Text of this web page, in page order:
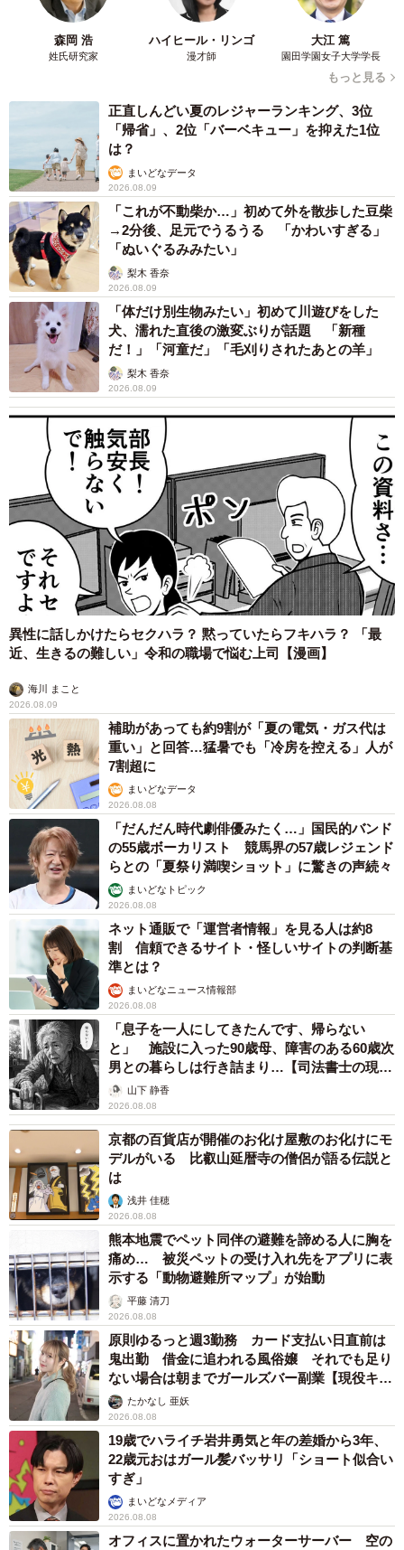
森岡 浩
姓氏研究家
ハイヒール・リンゴ
漫才師
大江 篤
園田学園女子大学学長
もっと見る
正直しんどい夏のレジャーランキング、3位
「帰省」、2位「バーベキュー」を抑えた1位
は？
まいどなデータ
2026.08.09
「これが不動柴か…」初めて外を散歩した豆柴
→2分後、足元でうるうる 「かわいすぎる」
「ぬいぐるみみたい」
梨木 香奈
2026.08.09
「体だけ別生物みたい」初めて川遊びをした
犬、濡れた直後の激変ぶりが話題 「新種
だ！」「河童だ」「毛刈りされたあとの羊」
梨木 香奈
2026.08.09
異性に話しかけたらセクハラ？ 黙っていたらフキハラ？ 「最
近、生きるの難しい」令和の職場で悩む上司【漫画】
海川 まこと
2026.08.09
補助があっても約9割が「夏の電気・ガス代は
重い」と回答…猛暑でも「冷房を控える」人が
7割超に
まいどなデータ
2026.08.08
「だんだん時代劇俳優みたく…」国民的バンド
の55歳ボーカリスト 競馬界の57歳レジェンド
らとの「夏祭り満喫ショット」に驚きの声続々
まいどなトピック
2026.08.08
ネット通販で「運営者情報」を見る人は約8
割 信頼できるサイト・怪しいサイトの判断基
準とは？
まいどなニュース情報部
2026.08.08
「息子を一人にしてきたんです、帰らない
と」 施設に入った90歳母、障害のある60歳次
男との暮らしは行き詰まり…【司法書士の現場
から】山下 静香
2026.08.08
京都の百貨店が開催のお化け屋敷のお化けにモ
デルがいる 比叡山延暦寺の僧侶が語る伝説と
は
浅井 佳穂
2026.08.08
熊本地震でペット同伴の避難を諦める人に胸を
痛め… 被災ペットの受け入れ先をアプリに表
示する「動物避難所マップ」が始動
平藤 清刀
2026.08.08
原則ゆるっと週3勤務 カード支払い日直前は
鬼出勤 借金に追われる風俗嬢 それでも足り
ない場合は朝までガールズバー副業【現役キャ
ストに取材】
たかなし 亜妖
2026.08.08
19歳でハライチ岩井勇気と年の差婚から3年、
22歳元おはガール髪バッサリ「ショート似合い
すぎ」
まいどなメディア
2026.08.08
オフィスに置かれたウォーターサーバー 空の